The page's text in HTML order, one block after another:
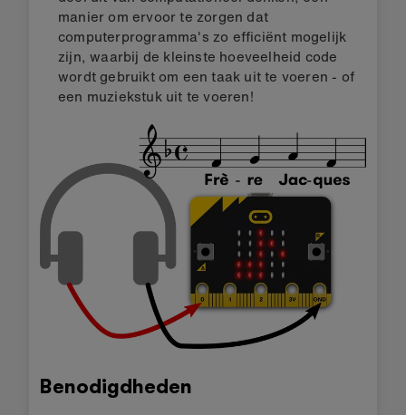
manier om ervoor te zorgen dat
computerprogramma's zo efficiënt mogelijk
zijn, waarbij de kleinste hoeveelheid code
wordt gebruikt om een taak uit te voeren - of
een muziekstuk uit te voeren!
Benodigdheden